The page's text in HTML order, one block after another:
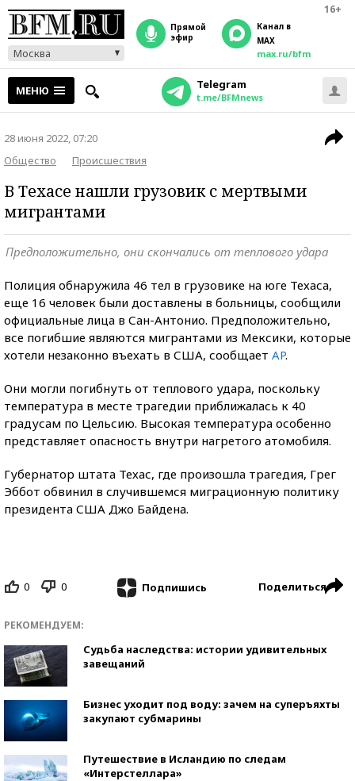
16+
Москва
прямой
эфир
Канал в
MAX
max.ru/bfm
МЕНЮ Telegram
t.me/BFMnews
28 июня 2022, 07:20
Общество
Происшествия
В Техасе нашли грузовик с мертвыми
мигрантами
Предположительно, они скончались от теплового удара
Полиция обнаружила 46 тел в грузовике на юге Техаса,
еще 16 человек были доставлены в больницы, сообщили
официальные лица в Сан-Антонио. Предположительно,
все погибшие являются мигрантами из Мексики, которые
хотели незаконно въехать в США, сообщает AP.
Они могли погибнуть от теплового удара, поскольку
температура в месте трагедии приближалась к 40
градусам по Цельсию. Высокая температура особенно
представляет опасность внутри нагретого атомобиля.
Губернатор штата Техас, где произошла трагедия, Грег
Эббот обвинил в случившемся миграционную политику
президента США Джо Байдена.
0 0 Подпишись Поделиться
РЕКОМЕНДУЕМ:
Судьба наследства: истории удивительных
завещаний
Бизнес уходит под воду: зачем на суперъяхты
закупают субмарины
Путешествие в Исландию по следам
«Интерстеллара»